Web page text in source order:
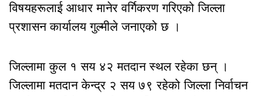
विषयहरूलाई आधार मानेर वर्गिकरण गरिएको जिल्ला
प्रशासन कार्यालय गुल्मीले जनाएको छ ।
जिल्लामा कुल १ सय ४२ मतदान स्थल रहेका छन् ।
जिल्लामा मतदान केन्द्र २ सय ७९ रहेको जिल्ला निर्वाचन